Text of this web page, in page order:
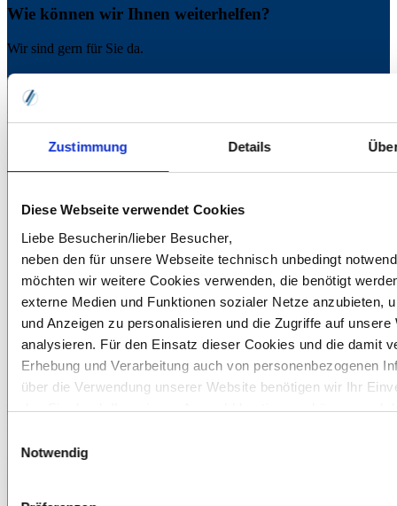
Zustimmung Details
Diese Webseite verwendet Cookies
Liebe Besucherin/lieber Besucher,
neben den für unsere Webseite technisch unbedingt
möchten wir weitere Cookies verwenden, die benötigt
externe Medien und Funktionen sozialer Netze anzubieten,
und Anzeigen zu personalisieren und die Zugriffe auf unsere
analysieren. Für den Einsatz dieser Cookies und die damit
Erhebung und Verarbeitung auch von personenbezogenen
über die Verwendung unserer Website benötigen wir Ihr
das Sie durch Ihre eigene Auswahl bestimmen können und
Informationen zu den von uns eingesetzten bzw.
Notwendig
Wie können wir Ihnen weiterhelfen?
Wir sind gern für Sie da.
Haben Sie Fragen?
Wir helfen Ihnen gern weiter.
Kontaktformular / Rückruf anfordern
Michelle Steinmetz
0151 629 426 34